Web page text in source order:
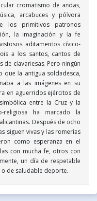
cromatismo de andas,
arcabuces y pólvora
los primitivos patronos
la imaginación y la fe
aditamentos cívico-
a los santos, cantos de
clavariesas. Pero ningún
la antigua soldadesca,
a las imágenes en su
en aguerridos ejércitos de
entre la Cruz y la
religiosa ha marcado la
Después de ocho
siguen vivas y las romerías
como esperanza en el
con mucha fe, otros con
un día de respetable
de saludable deporte.